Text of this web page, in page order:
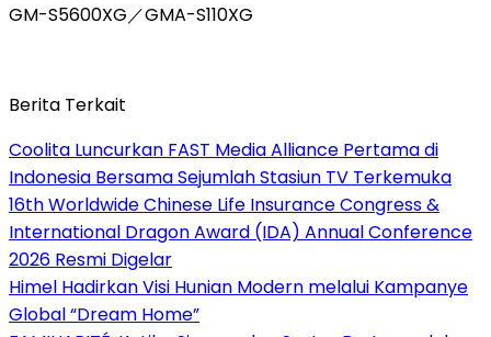
GM-S5600XG／GMA-S110XG
Berita Terkait
Coolita Luncurkan FAST Media Alliance Pertama di
Indonesia Bersama Sejumlah Stasiun TV Terkemuka
16th Worldwide Chinese Life Insurance Congress &
International Dragon Award (IDA) Annual Conference
2026 Resmi Digelar
Himel Hadirkan Visi Hunian Modern melalui Kampanye
Global “Dream Home”